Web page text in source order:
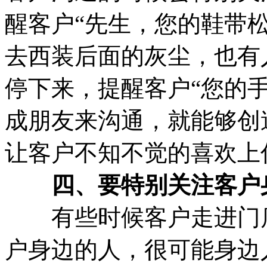
醒客户“先生，您的鞋带
去西装后面的灰尘，也
停下来，提醒客户“您的
成朋友来沟通，就能够
让客户不知不觉的喜欢上
四、要特别关注客户
有些时候客户走进门
户身边的人，很可能身